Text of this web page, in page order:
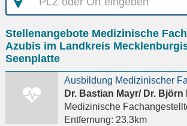
oder
eingeben
Stellenangebote Medizinische
Azubis im Landkreis
Seenplatte
Medizinische
Entfernung: 23,3km